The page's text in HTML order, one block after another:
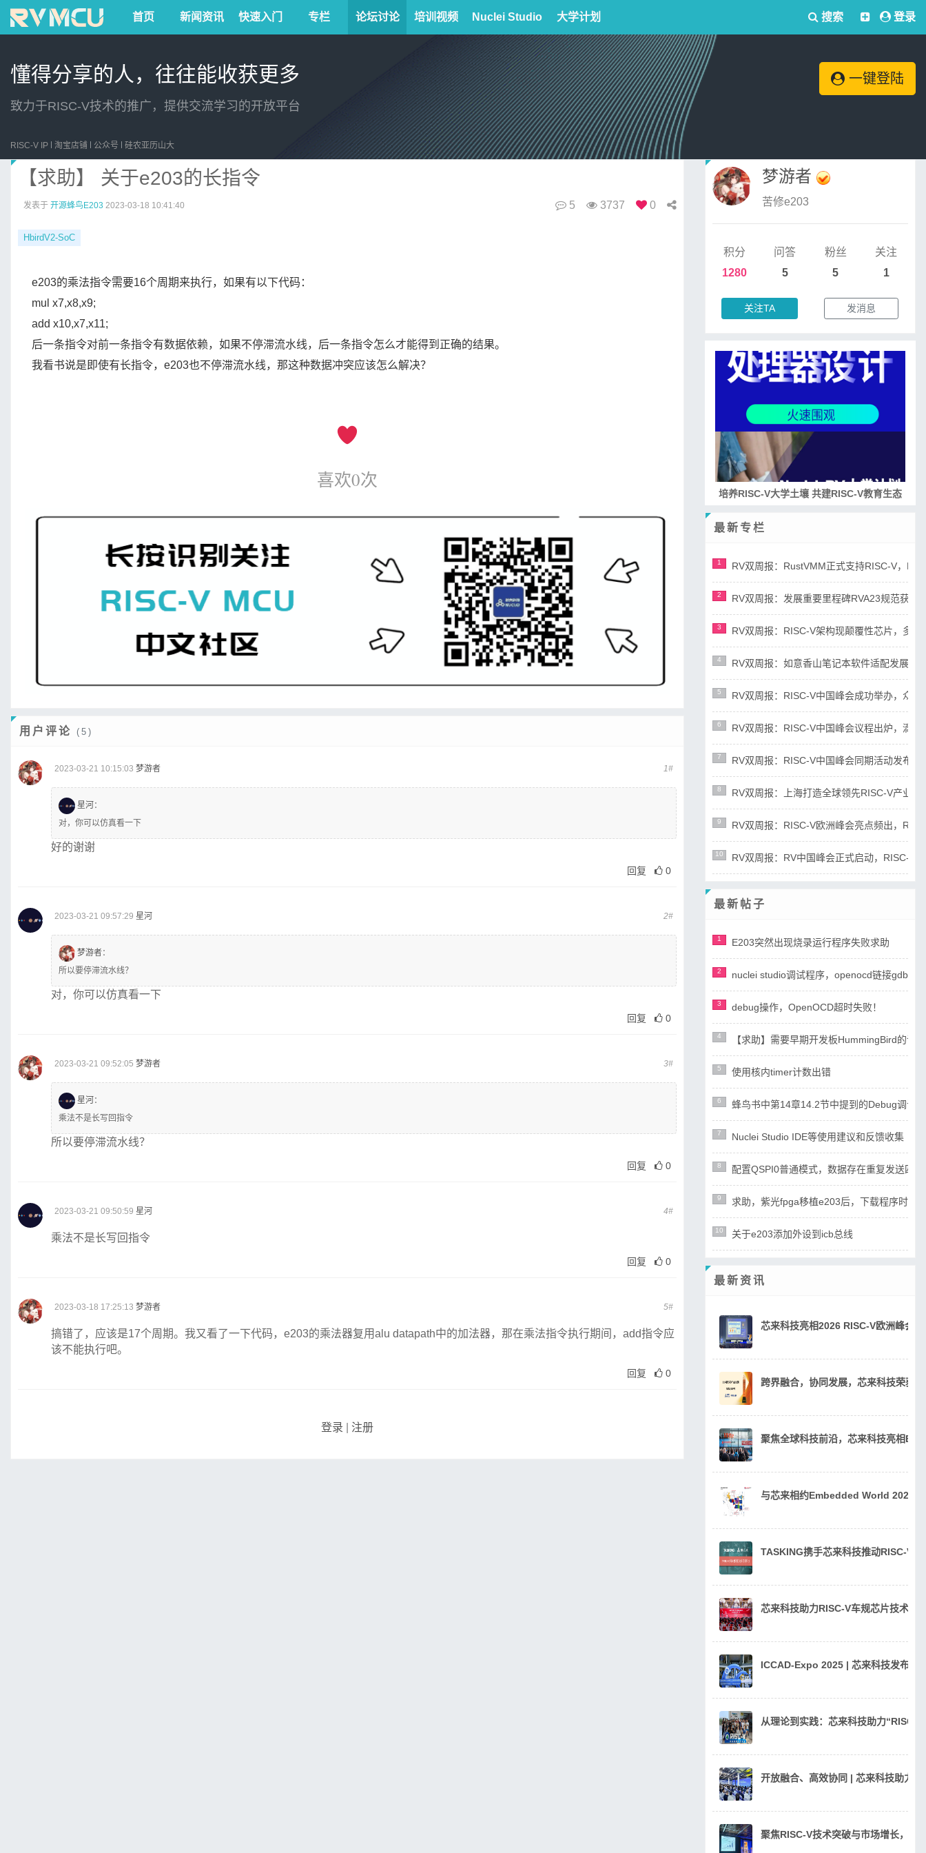
首页 新闻资讯 快速入门 专栏 论坛讨论 培训视频 Nuclei Studio 大学计划 搜索 登录
懂得分享的人，往往能收获更多
致力于RISC-V技术的推广，提供交流学习的开放平台
一键登陆
RISC-V IP 淘宝店铺 公众号 硅农亚历山大
【求助】 关于e203的长指令
发表于 开源蜂鸟E203 2023-03-18 10:41:40 5 3737 0
HbirdV2-SoC
e203的乘法指令需要16个周期来执行，如果有以下代码：
mul x7,x8,x9;
add x10,x7,x11;
后一条指令对前一条指令有数据依赖，如果不停滞流水线，后一条指令怎么才能得到正确的结果。
我看书说是即使有长指令，e203也不停滞流水线，那这种数据冲突应该怎么解决？
喜欢0次
用户评论 (5)
2023-03-21 10:15:03 梦游者 1#
星河 ：
对，你可以仿真看一下
好的谢谢
回复 0
2023-03-21 09:57:29 星河 2#
梦游者：
所以要停滞流水线？
对，你可以仿真看一下
回复 0
2023-03-21 09:52:05 梦游者 3#
星河 ：
乘法不是长写回指令
所以要停滞流水线？
回复 0
2023-03-21 09:50:59 星河 4#
乘法不是长写回指令
回复 0
2023-03-18 17:25:13 梦游者 5#
搞错了，应该是17个周期。我又看了一下代码，e203的乘法器复用alu datapath中的加法器，那在乘法指令执行期间，add指令应
该不能执行吧。
回复 0
登录 注册
梦游者
苦修e203
积分
1280
问答
5
粉丝
5
关注
1
关注TA 发消息
培养RISC-V大学土壤 共建RISC-V教育生态
最新专栏
1 RV双周报：RustVMM正式支持RISC-V，
2 RV双周报：发展重要里程碑RVA23规范获
3 RV双周报：RISC-V架构现颠覆性芯片，多
4 RV双周报：如意香山笔记本软件适配发展
5 RV双周报：RISC-V中国峰会成功举办，众
6 RV双周报：RISC-V中国峰会议程出炉，滴
7 RV双周报：RISC-V中国峰会同期活动发布
8 RV双周报：上海打造全球领先RISC-V产业
9 RV双周报：RISC-V欧洲峰会亮点频出，
10 RV双周报：RV中国峰会正式启动，RISC-V
最新帖子
1 E203突然出现烧录运行程序失败求助
2 nuclei studio调试程序，openocd链接gdb失
3 debug操作，OpenOCD超时失败！
4 【求助】需要早期开发板HummingBird的详
5 使用核内timer计数出错
6 蜂鸟书中第14章14.2节中提到的Debug调试
7 Nuclei Studio IDE等使用建议和反馈收集
8 配置QSPI0普通模式，数据存在重复发送四
9 求助，紫光fpga移植e203后，下载程序时
10 关于e203添加外设到icb总线
最新资讯
芯来科技亮相2026 RISC-V欧洲峰会
跨界融合，协同发展，芯来科技荣获
聚焦全球科技前沿，芯来科技亮相
与芯来相约Embedded World 2026，
TASKING携手芯来科技推动RISC-V汽
芯来科技助力RISC-V车规芯片技术与
ICCAD-Expo 2025 | 芯来科技发布
从理论到实践：芯来科技助力“RISC-
开放融合、高效协同 | 芯来科技助力
聚焦RISC-V技术突破与市场增长，芯